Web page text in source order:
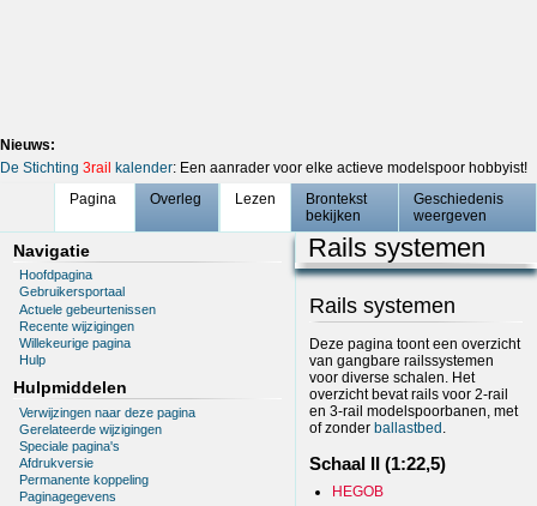
Nieuws:
De Stichting 3rail kalender: Een aanrader voor elke actieve modelspoor hobbyist!
Pagina
Overleg Lezen
Brontekst
bekijken
Geschiedenis
weergeven
Navigatie
Hoofdpagina
Gebruikersportaal
Actuele gebeurtenissen
Recente wijzigingen
Willekeurige pagina
Hulp
Hulpmiddelen
Verwijzingen naar deze pagina
Gerelateerde wijzigingen
Speciale pagina's
Afdrukversie
Permanente koppeling
Paginagegevens
Rails systemen
Rails systemen
Deze pagina toont een overzicht
van gangbare railssystemen
voor diverse schalen. Het
overzicht bevat rails voor 2-rail
en 3-rail modelspoorbanen, met
of zonder ballastbed .
Schaal II (1:22,5)
HEGOB